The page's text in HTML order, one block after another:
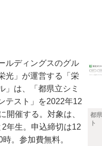
都
ト
ルディングスのグル
光」が運営する「栄
」は、「都県立シミ
テスト」を2022年12
開催する。対象は、
年生。申込締切は12
。参加費無料。